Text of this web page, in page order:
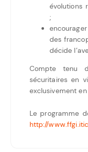
évolutions
;
des
décide
Compte tenu
sécuritaires en
exclusivement
Le programme
http://